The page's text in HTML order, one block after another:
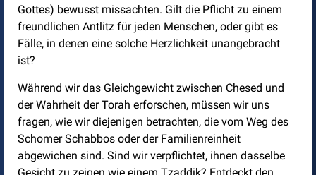
Gottes) bewusst missachten. Gilt die Pflicht zu einem
freundlichen Antlitz für jeden Menschen, oder gibt es
Fälle, in denen eine solche Herzlichkeit unangebracht
ist?
Während wir das Gleichgewicht zwischen Chesed und
der Wahrheit der Torah erforschen, müssen wir uns
fragen, wie wir diejenigen betrachten, die vom Weg des
Schomer Schabbos oder der Familienreinheit
abgewichen sind. Sind wir verpflichtet, ihnen dasselbe
Gesicht zu zeigen wie einem Tzaddik? Entdeckt den